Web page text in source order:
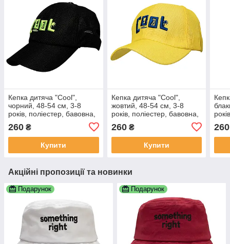
Кепка дитяча "Cool",
чорний, 48-54 см, 3-8
років, поліестер, бавовна,
260 ₴
Купити
Кепка дитяча "Cool",
жовтий, 48-54 см, 3-8
років, поліестер, бавовна,
260₴
Купити
260
Акційні пропозиції та новинки
Подарунок Подарунок